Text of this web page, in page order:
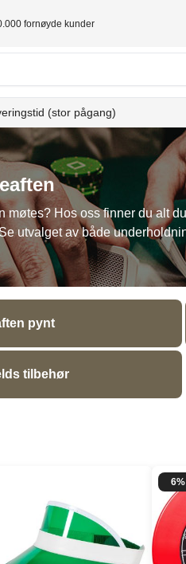
fornøyde kunder
(stor pågang)
Hos oss finner du alt
utvalget av både
pynt
tilbehør
6%